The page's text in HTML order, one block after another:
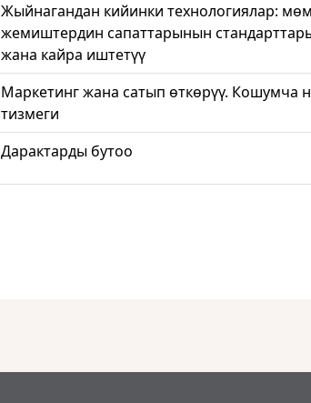
Жыйнагандан кийинки технологиялар:
жемиштердин сапаттарынын
жана кайра иштетүү
Маркетинг жана сатып өткөрүү. Кошумча
тизмеги
Дарактарды бутоо